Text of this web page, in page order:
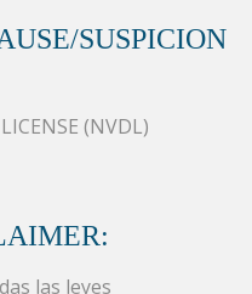
SUSPICION
(NVDL)
las leyes